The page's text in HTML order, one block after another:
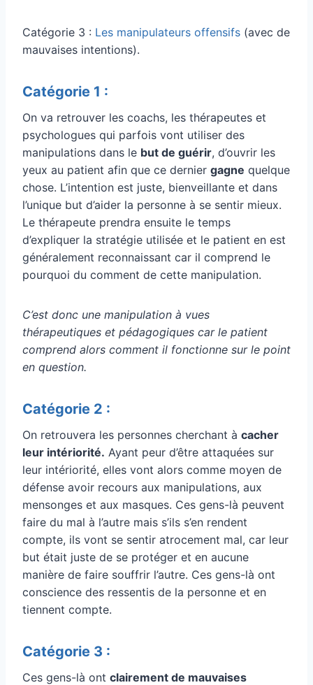
Catégorie 3 : Les manipulateurs offensifs (avec de
mauvaises intentions).
Catégorie 1 :
On va retrouver les coachs, les thérapeutes et
psychologues qui parfois vont utiliser des
manipulations dans le but de guérir, d’ouvrir les
yeux au patient afin que ce dernier gagne quelque
chose. L’intention est juste, bienveillante et dans
l’unique but d’aider la personne à se sentir mieux.
Le thérapeute prendra ensuite le temps
d’expliquer la stratégie utilisée et le patient en est
généralement reconnaissant car il comprend le
pourquoi du comment de cette manipulation.
C’est donc une manipulation à vues
thérapeutiques et pédagogiques car le patient
comprend alors comment il fonctionne sur le point
en question.
Catégorie 2 :
On retrouvera les personnes cherchant à cacher
leur intériorité. Ayant peur d’être attaquées sur
leur intériorité, elles vont alors comme moyen de
défense avoir recours aux manipulations, aux
mensonges et aux masques. Ces gens-là peuvent
faire du mal à l’autre mais s’ils s’en rendent
compte, ils vont se sentir atrocement mal, car leur
but était juste de se protéger et en aucune
manière de faire souffrir l’autre. Ces gens-là ont
conscience des ressentis de la personne et en
tiennent compte.
Catégorie 3 :
Ces gens-là ont clairement de mauvaises